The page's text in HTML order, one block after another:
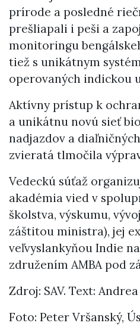
prírode a posledné
prešliapali i peši a
monitoringu
tiež s unikátnym
operovaných indickou
Aktívny prístup k
a unikátnu novú sieť
nadjazdov a
zvieratá tlmočila
Vedeckú súťaž
akadémia vied v
školstva, výskumu,
záštitou ministra), jej
veľvyslankyňou Indie
združením AMBA pod
Zdroj: SAV. Text:
Foto: Peter Vršanský,